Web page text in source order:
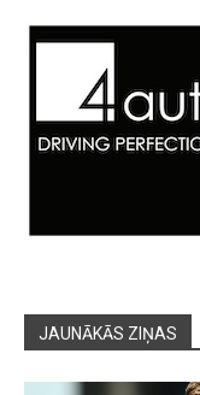
JAUNĀKĀS ZIŅAS